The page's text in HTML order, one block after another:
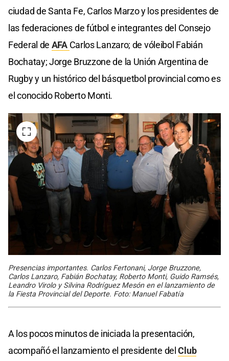
ciudad de Santa Fe, Carlos Marzo y los presidentes de
las federaciones de fútbol e integrantes del Consejo
Federal de AFA Carlos Lanzaro; de vóleibol Fabián
Bochatay; Jorge Bruzzone de la Unión Argentina de
Rugby y un histórico del básquetbol provincial como es
el conocido Roberto Monti.
Presencias importantes. Carlos Fertonani, Jorge Bruzzone,
Carlos Lanzaro, Fabián Bochatay, Roberto Monti, Guido Ramsés,
Leandro Virolo y Silvina Rodríguez Mesón en el lanzamiento de
la Fiesta Provincial del Deporte. Foto: Manuel Fabatía
A los pocos minutos de iniciada la presentación,
acompañó el lanzamiento el presidente delClub